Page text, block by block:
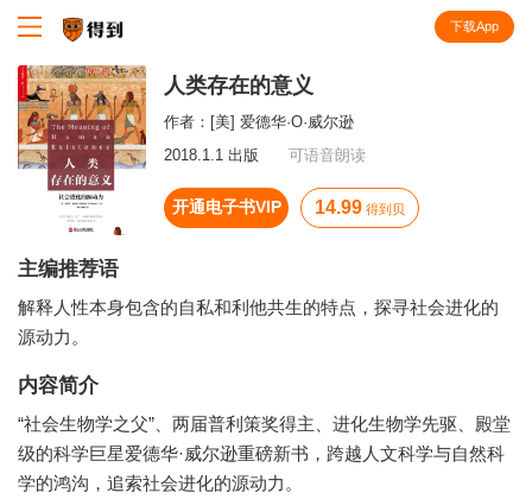
下载App
人类存在的意义
作者： [美] 爱德华·O·威尔逊
2018.1.1 出版
可语音朗读
开通电子书VIP 14.99 得到贝
主编推荐语
解释人性本身包含的自私和利他共生的特点，探寻社会进化的
源动力。
内容简介
“社会生物学之父”、两届普利策奖得主、进化生物学先驱、殿堂
级的科学巨星爱德华·威尔逊重磅新书，跨越人文科学与自然科
学的鸿沟，追索社会进化的源动力。